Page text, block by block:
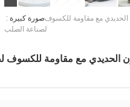
صورة كبيرة :الحديدي مع مقاومة للكسوف
لصناعة الصلب
الحديدي مع مقاومة للكسوف